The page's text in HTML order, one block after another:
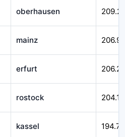
oberhausen
mainz
erfurt
rostock
kassel